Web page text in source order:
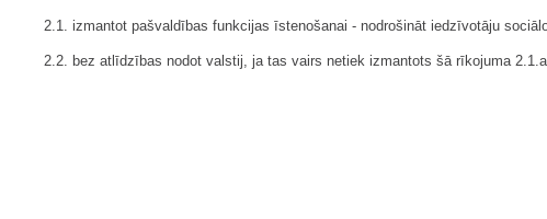
2.1. izmantot pašvaldības funkcijas īstenošanai - nodrošināt iedzīvotāju
2.2. bez atlīdzības nodot valstij, ja tas vairs netiek izmantots šā rīkojuma